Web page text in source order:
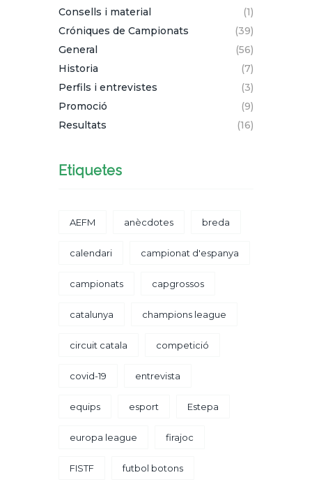
Consells i material
(1)
Cróniques de Campionats
(39)
General
(56)
Historia
(7)
Perfils i entrevistes
(3)
Promoció
(9)
Resultats
(16)
Etiquetes
AEFM anècdotes breda
calendari campionat d'espanya
campionats capgrossos
catalunya champions league
circuit catala competició
covid-19 entrevista
equips esport Estepa
europa league firajoc
FISTF futbol botons